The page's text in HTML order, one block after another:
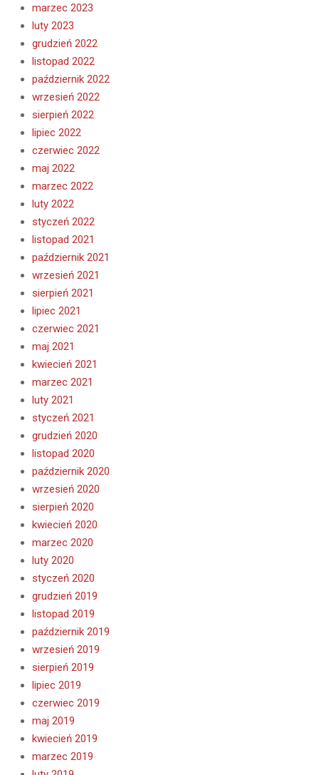
marzec 2023
luty 2023
grudzień 2022
listopad 2022
październik 2022
wrzesień 2022
sierpień 2022
lipiec 2022
czerwiec 2022
maj 2022
marzec 2022
luty 2022
styczeń 2022
listopad 2021
październik 2021
wrzesień 2021
sierpień 2021
lipiec 2021
czerwiec 2021
maj 2021
kwiecień 2021
marzec 2021
luty 2021
styczeń 2021
grudzień 2020
listopad 2020
październik 2020
wrzesień 2020
sierpień 2020
kwiecień 2020
marzec 2020
luty 2020
styczeń 2020
grudzień 2019
listopad 2019
październik 2019
wrzesień 2019
sierpień 2019
lipiec 2019
czerwiec 2019
maj 2019
kwiecień 2019
marzec 2019